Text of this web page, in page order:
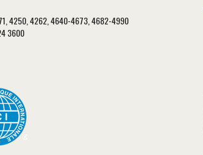
4250, 4262, 4640-4673, 4682-4990
3600